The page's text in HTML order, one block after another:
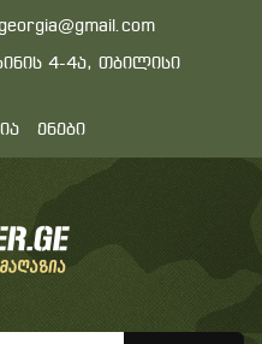
4-4ა, თბილისი
ენები